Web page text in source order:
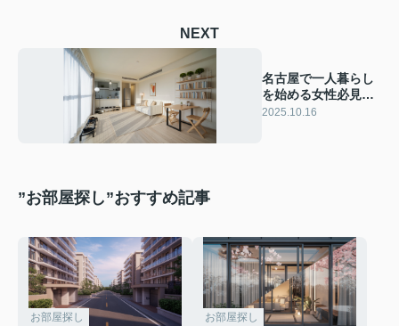
NEXT
名古屋で一人暮らし
を始める女性必見！
必要な家具選びと準
2025.10.16
”お部屋探し”おすすめ記事
お部屋探し お部屋探し